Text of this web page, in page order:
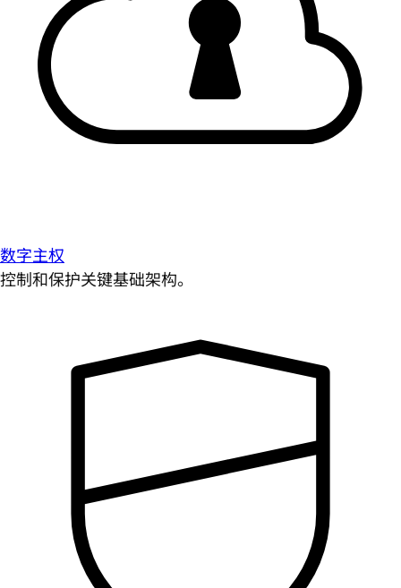
数字主权
控制和保护关键基础架构。